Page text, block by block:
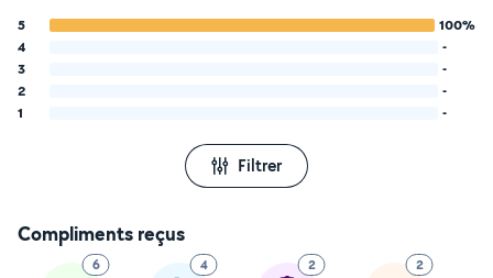
5
100%
4
-
3
-
2
-
1
-
Filtrer
Compliments reçus
6 4 2 2